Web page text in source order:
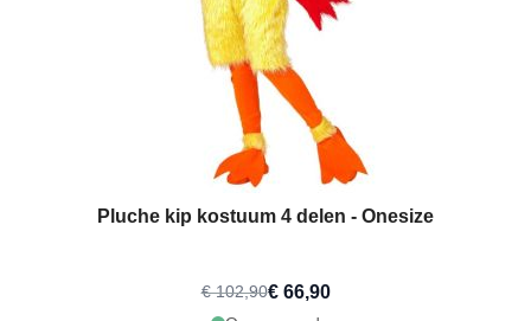
Pluche kip kostuum 4 delen - Onesize
€ 102,90€ 66,90